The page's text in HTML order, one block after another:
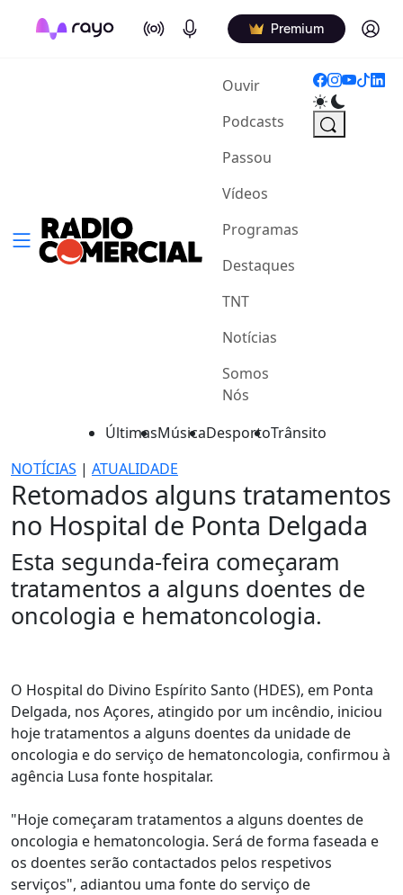
On Air Podcasts Premium Log in
Ouvir(current)
Podcasts
Passou
Vídeos
Programas
Destaques
TNT
Notícias
Somos
Nós
ÚltimasMúsicaDesportoTrânsito
NOTÍCIAS | ATUALIDADE
Retomados alguns tratamentos
no Hospital de Ponta Delgada
Esta segunda-feira começaram
tratamentos a alguns doentes de
oncologia e hematoncologia.
O Hospital do Divino Espírito Santo (HDES), em Ponta
Delgada, nos Açores, atingido por um incêndio, iniciou
hoje tratamentos a alguns doentes da unidade de
oncologia e do serviço de hematoncologia, confirmou à
agência Lusa fonte hospitalar.
"Hoje começaram tratamentos a alguns doentes de
oncologia e hematoncologia. Será de forma faseada e
os doentes serão contactados pelos respetivos
serviços", adiantou uma fonte do serviço de